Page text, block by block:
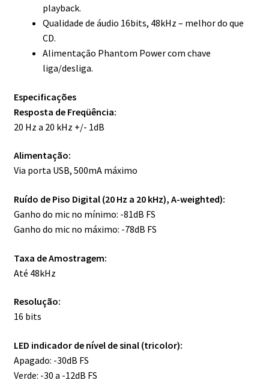
playback.
Qualidade de áudio 16bits, 48kHz – melhor do que
CD.
Alimentação Phantom Power com chave
liga/desliga.
Especificações
Resposta de Freqüência:
20 Hz a 20 kHz +/- 1dB
Alimentação:
Via porta USB, 500mA máximo
Ruído de Piso Digital (20 Hz a 20 kHz), A-weighted):
Ganho do mic no mínimo: -81dB FS
Ganho do mic no máximo: -78dB FS
Taxa de Amostragem:
Até 48kHz
Resolução:
16 bits
LED indicador de nível de sinal (tricolor):
Apagado: -30dB FS
Verde: -30 a -12dB FS